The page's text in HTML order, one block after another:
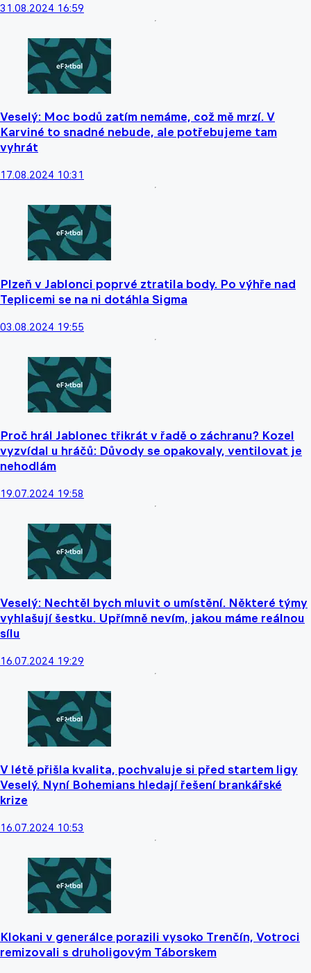
31.08.2024 16:59
Veselý: Moc bodů zatím nemáme, což mě mrzí. V
Karviné to snadné nebude, ale potřebujeme tam
vyhrát
17.08.2024 10:31
Plzeň v Jablonci poprvé ztratila body. Po výhře nad
Teplicemi se na ni dotáhla Sigma
03.08.2024 19:55
Proč hrál Jablonec třikrát v řadě o záchranu? Kozel
vyzvídal u hráčů: Důvody se opakovaly, ventilovat je
nehodlám
19.07.2024 19:58
Veselý: Nechtěl bych mluvit o umístění. Některé týmy
vyhlašují šestku. Upřímně nevím, jakou máme reálnou
sílu
16.07.2024 19:29
V létě přišla kvalita, pochvaluje si před startem ligy
Veselý. Nyní Bohemians hledají řešení brankářské
krize
16.07.2024 10:53
Klokani v generálce porazili vysoko Trenčín, Votroci
remizovali s druholigovým Táborskem